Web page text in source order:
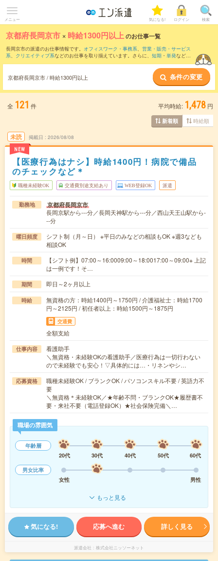
メニュー 気になる! ログイン 検索
京都府長岡京市 × 時給1300円以上のお仕事一覧
長岡京市の派遣のお仕事情報です。 オフィスワーク・事務系、 営業・販売・サービス
系、 クリエイティブ系などのお仕事を取り揃えています。さらに、 短期 ・ 単発などの
京都府長岡京市 / 時給1300円以上 条件の変更
全 121 件 平均時給: 1,478 円
新着順 時給順
未読
NEW
掲載日 2026/08/08
【医療行為はナシ】時給1400円！病院で備品
のチェックなど＊
職種未経験OK 交通費別途支給あり WEB登録OK 派遣
勤務地 京都府長岡京市
長岡京駅から---分／長岡天神駅から---分／西山天王山駅から-
--分
曜日頻度
シフト制（月～日） ※平日のみなどの相談もOK ※週3なども
相談OK
時間
【シフト例】07:00～16:0009:00～18:0017:00～09:00※ 上記
は一例です！そ…
期間 即日～2ヶ月以上
時給
無資格の方：時給1400円～1750円 / 介護福祉士：時給1700
円～2125円 / 初任者以上：時給1500円～1875円
交通費
全額支給
仕事内容
看護助手
＼無資格・未経験OKの看護助手／医療行為は一切行わない
ので未経験でも安心！▽具体的には…・リネンやシ…
応募資格
職種未経験OK / ブランクOK / パソコンスキル不要 / 英語力不
要
＼無資格＊未経験OK／★年齢不問・ブランクOK★履歴書不
要・来社不要（電話登録OK）★社会保険完備＼…
職場の雰囲気
年齢層
20代
30代 40代 50代
60代
男女比率
女性
男性
もっと見る
気になる! 応募へ進む 詳しく見る
派遣会社 株式会社ニッソーネット